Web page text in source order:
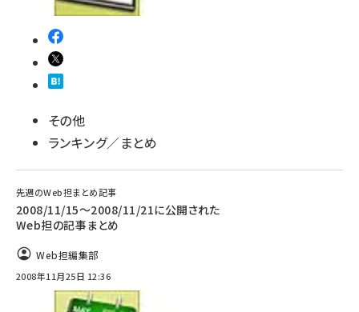
その他
ランキング／まとめ
先週のWeb担まとめ記事
2008/11/15～2008/11/21に公開された
Web担の記事まとめ
Web担編集部
2008年11月25日 12:36